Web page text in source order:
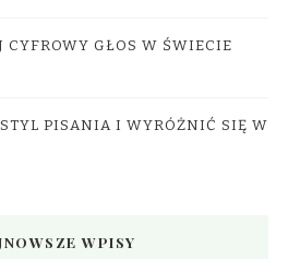
CYFROWY GŁOS W ŚWIECIE
STYL PISANIA I WYRÓŻNIĆ SIĘ W
WPISY